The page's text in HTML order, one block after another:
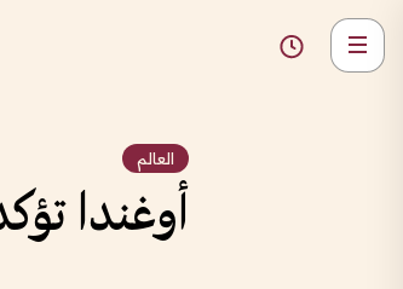
العالم
أوغندا تؤكد 3 إصابات جديدة بفيروس